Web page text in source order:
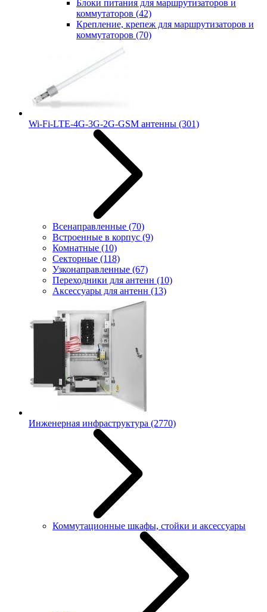
Блоки питания для маршрутизаторов и
коммутаторов (42)
Крепление, крепеж для маршрутизаторов и
коммутаторов (70)
Wi-Fi-LTE-4G-3G-2G-GSM антенны (301)
Всенаправленные (70)
Встроенные в корпус (9)
Комнатные (10)
Секторные (118)
Узконаправленные (67)
Переходники для антенн (10)
Аксессуары для антенн (13)
Инженерная инфраструктура (2770)
Коммутационные шкафы, стойки и аксессуары